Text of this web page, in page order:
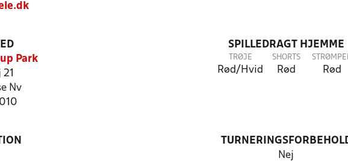
Park
Nv
SPILLEDRAGT HJEMME
TRØJE
Rød/Hvid
SHORTS
Rød Rød
Nej